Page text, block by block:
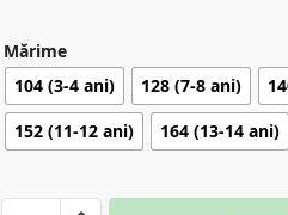
Mărime
104 (3-4 ani)
128 (7-8 ani)
152 (11-12 ani)
164 (13-14 ani)